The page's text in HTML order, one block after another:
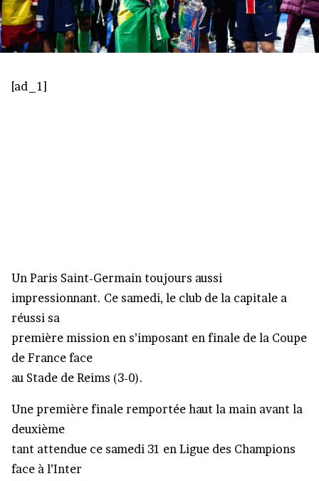
[ad_1]
Un Paris Saint-Germain toujours aussi
impressionnant. Ce samedi, le club de la capitale a
réussi sa
première mission en s’imposant en finale de la Coupe
de France face
au Stade de Reims (3-0).
Une première finale remportée haut la main avant la
deuxième
tant attendue ce samedi 31 en Ligue des Champions
face à l’Inter